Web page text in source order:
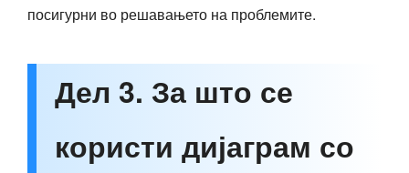
посигурни во решавањето на проблемите.
Дел 3. За што се
користи дијаграм со